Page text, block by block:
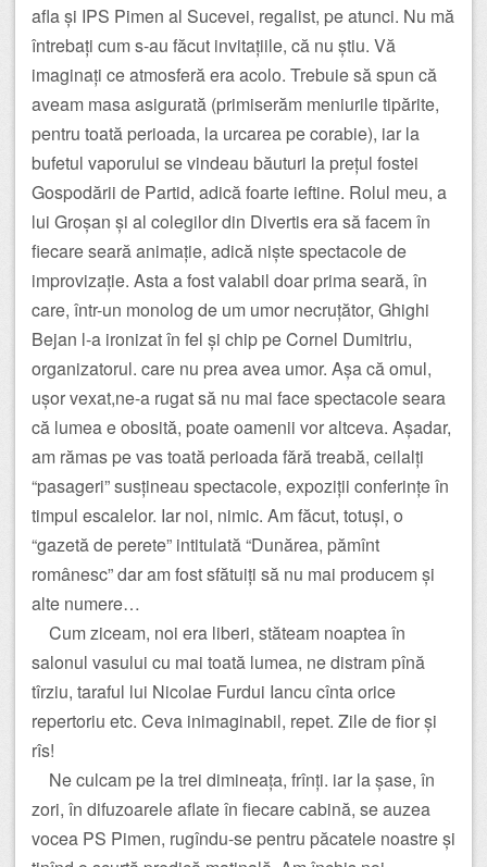
afla și IPS Pimen al Sucevei, regalist, pe atunci. Nu mă
întrebați cum s-au făcut invitațiile, că nu știu. Vă
imaginați ce atmosferă era acolo. Trebuie să spun că
aveam masa asigurată (primiserăm meniurile tipărite,
pentru toată perioada, la urcarea pe corabie), iar la
bufetul vaporului se vindeau băuturi la prețul fostei
Gospodării de Partid, adică foarte ieftine. Rolul meu, a
lui Groșan și al colegilor din Divertis era să facem în
fiecare seară animație, adică niște spectacole de
improvizație. Asta a fost valabil doar prima seară, în
care, într-un monolog de um umor necruțător, Ghighi
Bejan l-a ironizat în fel și chip pe Cornel Dumitriu,
organizatorul. care nu prea avea umor. Așa că omul,
ușor vexat,ne-a rugat să nu mai face spectacole seara
că lumea e obosită, poate oamenii vor altceva. Așadar,
am rămas pe vas toată perioada fără treabă, ceilalți
“pasageri” susțineau spectacole, expoziții conferințe în
timpul escalelor. Iar noi, nimic. Am făcut, totuși, o
“gazetă de perete” intitulată “Dunărea, pămînt
românesc” dar am fost sfătuiți să nu mai producem și
alte numere…
Cum ziceam, noi era liberi, stăteam noaptea în
salonul vasului cu mai toată lumea, ne distram pînă
tîrziu, taraful lui Nicolae Furdui Iancu cînta orice
repertoriu etc. Ceva inimaginabil, repet. Zile de fior și
rîs!
Ne culcam pe la trei dimineața, frînți. iar la șase, în
zori, în difuzoarele aflate în fiecare cabină, se auzea
vocea PS Pimen, rugîndu-se pentru păcatele noastre și